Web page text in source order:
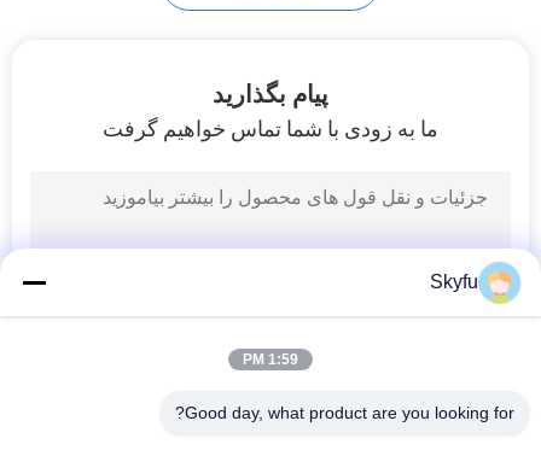
ترمیستور PTC
PPTC ترمیناتور
31
پیام بگذارید
ما به زودی با شما تماس خواهیم گرفت
Skyfu
1:59 PM
Good day, what product are you looking for?